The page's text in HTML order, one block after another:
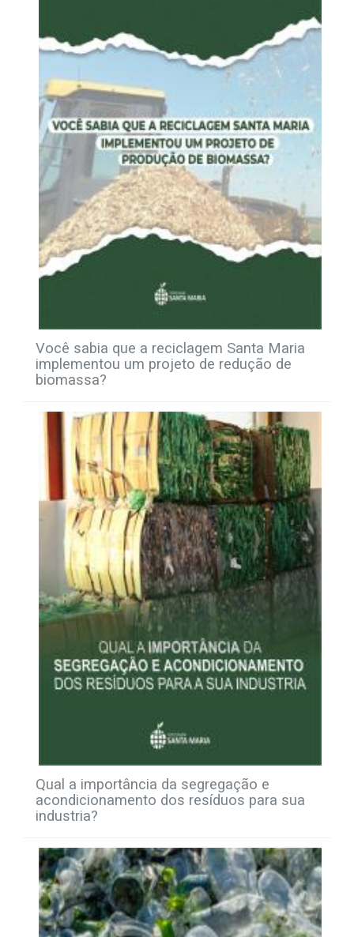
Você sabia que a reciclagem Santa Maria
implementou um projeto de redução de
biomassa?
Qual a importância da segregação e
acondicionamento dos resíduos para sua
industria?